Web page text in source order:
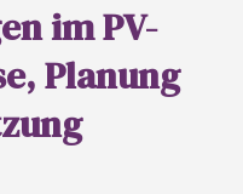
im PV-
Planung